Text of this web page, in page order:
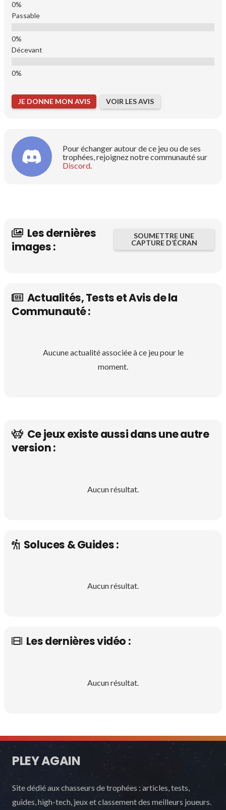
Passable
Décevant
JE DONNE MON AVIS VOIR LES AVIS
Pour échanger autour de ce jeu ou de ses
trophées, rejoignez notre communauté sur
Discord
Les dernières
images :
SOUMETTRE UNE
CAPTURE D’ÉCRAN
Actualités, Tests et Avis de la
Communauté :
Aucune actualité associée à ce jeu pour le
moment.
Ce jeux existe aussi dans une autre
version :
Aucun résultat.
Soluces & Guides :
Aucun résultat.
Les dernières vidéo :
Aucun résultat.
PLEY AGAIN
Site dédié aux chasseurs de trophées : articles, tests,
guides, high-tech, jeux et classement des meilleurs joueurs.